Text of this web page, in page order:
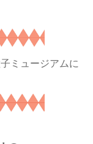
ミュージアムに